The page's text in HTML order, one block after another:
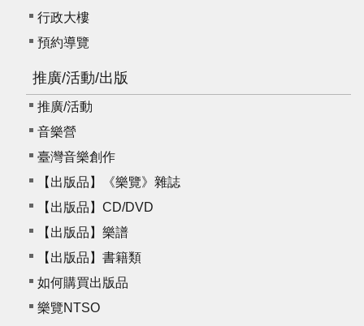
行政大樓
預約導覽
推廣/活動/出版
推廣/活動
音樂營
臺灣音樂創作
【出版品】《樂覽》雜誌
【出版品】CD/DVD
【出版品】樂譜
【出版品】書籍類
如何購買出版品
樂覽NTSO